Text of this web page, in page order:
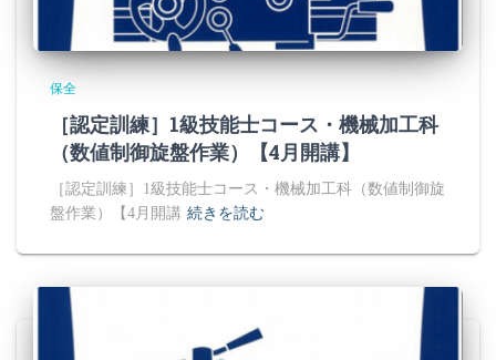
保全
［認定訓練］1級技能士コース・機械加工科
（数値制御旋盤作業）【4月開講】
［認定訓練］1級技能士コース・機械加工科（数値制御旋
盤作業）【4月開講 続きを読む